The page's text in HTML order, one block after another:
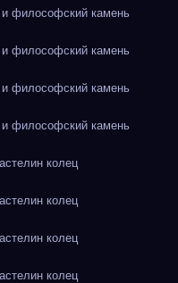
философский камень
философский камень
философский камень
философский камень
колец
колец
колец
колец